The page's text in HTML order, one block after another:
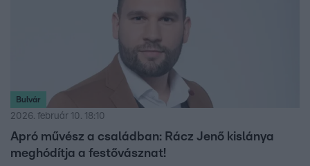
Bulvár
2026. február 10. 18:10
Apró művész a családban: Rácz Jenő kislánya
meghódítja a festővásznat!